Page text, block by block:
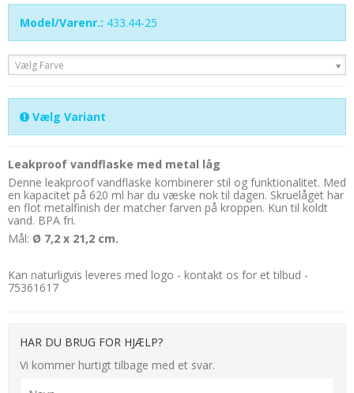
Model/Varenr.: 433.44-25
Vælg Farve
Vælg Variant
Leakproof vandflaske med metal låg
Denne leakproof vandflaske kombinerer stil og funktionalitet. Med
en kapacitet på 620 ml har du væske nok til dagen. Skruelåget har
en flot metalfinish der matcher farven på kroppen. Kun til koldt
vand. BPA fri.
Mål: Ø 7,2 x 21,2 cm.
Kan naturligvis leveres med logo - kontakt os for et tilbud -
75361617
HAR DU BRUG FOR HJÆLP?
Vi kommer hurtigt tilbage med et svar.